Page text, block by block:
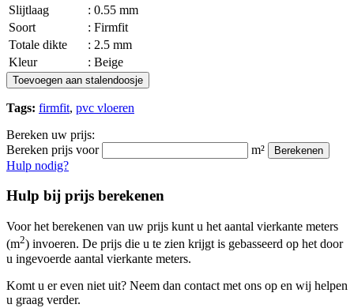
Slijtlaag
: 0.55 mm
Soort
: Firmfit
Totale dikte
: 2.5 mm
Kleur
: Beige
Toevoegen aan stalendoosje
Tags: firmfit, pvc vloeren
Bereken uw prijs:
Bereken prijs voor
m² Berekenen
Hulp nodig?
Hulp bij prijs berekenen
Voor het berekenen van uw prijs kunt u het aantal vierkante meters
(m2) invoeren. De prijs die u te zien krijgt is gebasseerd op het door
u ingevoerde aantal vierkante meters.
Komt u er even niet uit? Neem dan contact met ons op en wij helpen
u graag verder.